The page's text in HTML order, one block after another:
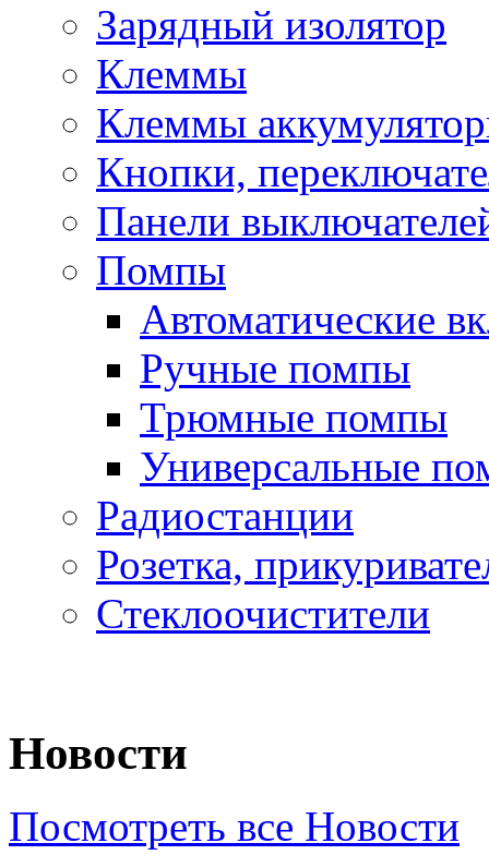
Зарядный изолятор
Клеммы
Клеммы
Кнопки,
Панели
Помпы
Автоматические
Ручные помпы
Трюмные помпы
Универсальные
Радиостанции
Розетка,
Стеклоочистители
Новости
Посмотреть все Новости